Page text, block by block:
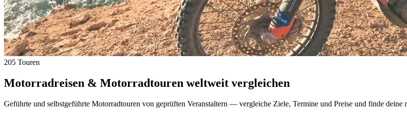
205 Touren
Motorradreisen & Motorradtouren weltweit vergleichen
Geführte und selbstgeführte Motorradtouren von geprüften Veranstaltern — vergleiche Ziele, Termine und Preise und finde deine